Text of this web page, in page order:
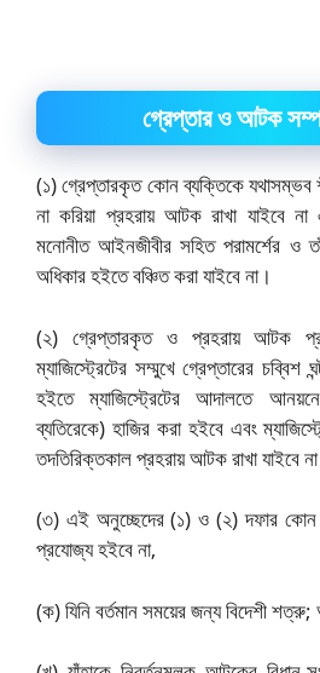
গ্রেপ্তার ও আটক
(১) গ্রেপ্তারকৃত কোন ব্যক্তিকে যথাসম্ভব
না করিয়া প্রহরায় আটক রাখা যাইবে
মনোনীত আইনজীবীর সহিত পরামর্শের ও
অধিকার হইতে বঞ্চিত করা যাইবে না।
(২) গ্রেপ্তারকৃত ও প্রহরায় আটক
ম্যাজিস্ট্রেটের সম্মুখে গ্রেপ্তারের চব্বিশ
হইতে ম্যাজিস্ট্রেটের আদালতে
ব্যতিরেকে) হাজির করা হইবে এবং
তদতিরিক্তকাল প্রহরায় আটক রাখা যাইবে
(৩) এই অনুচ্ছেদের (১) ও (২) দফার কোন
প্রযোজ্য হইবে না,
(ক) যিনি বর্তমান সময়ের জন্য বিদেশী শত্রু;